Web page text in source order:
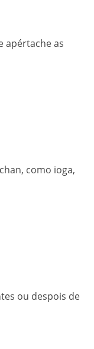
apértache as
como ioga,
ou despois de